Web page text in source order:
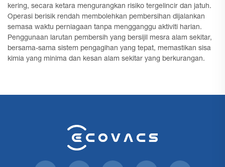
kering, secara ketara mengurangkan risiko tergelincir dan jatuh.
Operasi berisik rendah membolehkan pembersihan dijalankan
semasa waktu perniagaan tanpa mengganggu aktiviti harian.
Penggunaan larutan pembersih yang bersijil mesra alam sekitar,
bersama-sama sistem pengagihan yang tepat, memastikan sisa
kimia yang minima dan kesan alam sekitar yang berkurangan.